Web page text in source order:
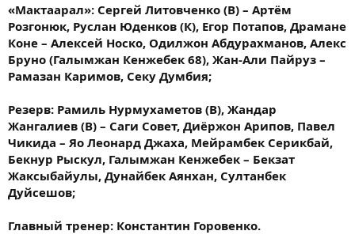
«Мактаарал»: Сергей Литовченко (В) – Артём
Розгонюк, Руслан Юденков (К), Егор Потапов, Драмане
Коне – Алексей Носко, Одилжон Абдурахманов, Алекс
Бруно (Галымжан Кенжебек 68), Жан-Али Пайруз –
Рамазан Каримов, Секу Думбия;
Резерв: Рамиль Нурмухаметов (В), Жандар
Жангалиев (В) – Саги Совет, Диёржон Арипов, Павел
Чикида – Яо Леонард Джаха, Мейрамбек Серикбай,
Бекнур Рыскул, Галымжан Кенжебек – Бекзат
Жаксыбайулы, Дунайбек Аянхан, Султанбек
Дуйсешов;
Главный тренер: Константин Горовенко.